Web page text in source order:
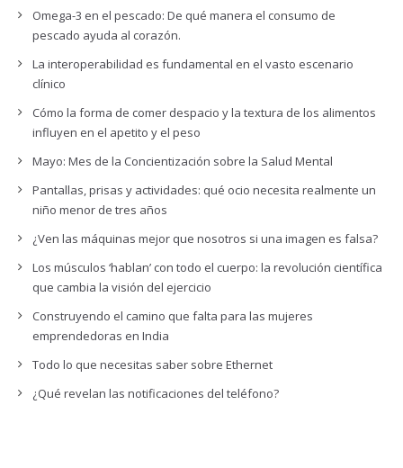
Omega-3 en el pescado: De qué manera el consumo de
pescado ayuda al corazón.
La interoperabilidad es fundamental en el vasto escenario
clínico
Cómo la forma de comer despacio y la textura de los alimentos
influyen en el apetito y el peso
Mayo: Mes de la Concientización sobre la Salud Mental
Pantallas, prisas y actividades: qué ocio necesita realmente un
niño menor de tres años
¿Ven las máquinas mejor que nosotros si una imagen es falsa?
Los músculos ‘hablan’ con todo el cuerpo: la revolución científica
que cambia la visión del ejercicio
Construyendo el camino que falta para las mujeres
emprendedoras en India
Todo lo que necesitas saber sobre Ethernet
¿Qué revelan las notificaciones del teléfono?